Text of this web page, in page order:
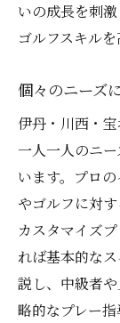
いの成長を刺
ゴルフスキル
個々のニーズ
伊丹・川西・
一人一人のニ
います。プロ
やゴルフに対
カスタマイズ
れば基本的な
説し、中級者
略的なプレー